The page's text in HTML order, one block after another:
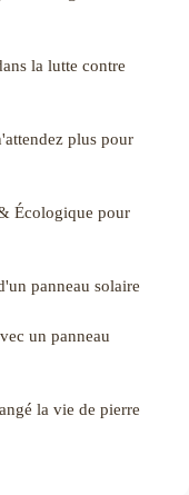
la lutte contre
plus pour
Écologique pour
panneau solaire
un panneau
la vie de pierre